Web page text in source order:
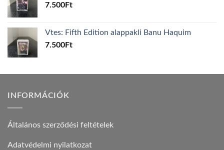
7.500Ft
Vtes: Fifth Edition alappakli Banu Haquim
7.500Ft
INFORMÁCIÓK
Általános szerződési feltételek
Adatvédelmi nyilatkozat